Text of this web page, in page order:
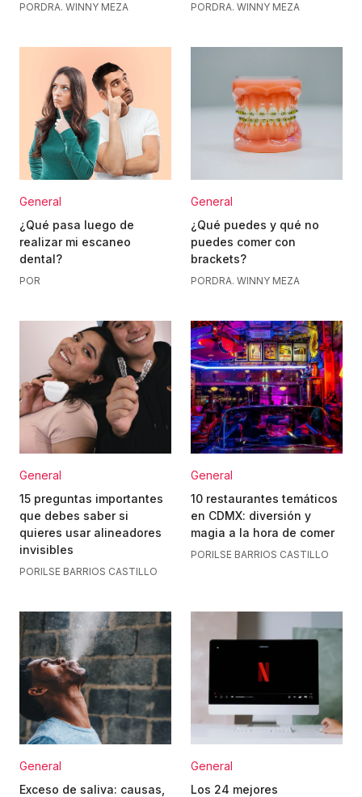
PORDRA. WINNY MEZA PORDRA. WINNY MEZA
General
¿Qué pasa luego de
realizar mi escaneo
dental?
POR
General
¿Qué puedes y qué no
puedes comer con
brackets?
PORDRA. WINNY MEZA
General
15 preguntas importantes
que debes saber si
quieres usar alineadores
invisibles
PORILSE BARRIOS CASTILLO
General
10 restaurantes temáticos
en CDMX: diversión y
magia a la hora de comer
PORILSE BARRIOS CASTILLO
General
Exceso de saliva: causas,
General
Los 24 mejores